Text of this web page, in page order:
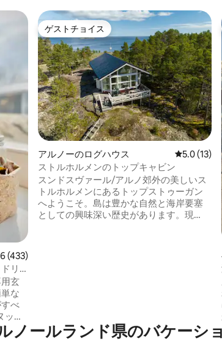
ー433件、5つ星中4.96つ星の平均評価
(433)
リ
玄
な
べ
ク
ラ
タ
ゲストチョイス
ゲストチョイス
アルノーのログハウス レビュー
5.0 (13)
ストルホルメンのトップキャビン
スンドスヴァール/アルノ郊外の美しいス
トルホルメンにあるトップストゥーガン
へようこそ。島は豊かな自然と海岸要塞
としての興味深い歴史があります。現
レンタル可能（1日250スウェーデンクロ
ノールランド県のバケーシ